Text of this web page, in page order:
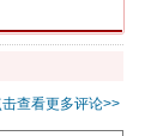
击查看更多评论>>